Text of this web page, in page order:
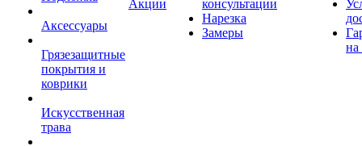
Аксессуары
Грязезащитные
покрытия и
коврики
Искусственная
трава
Акции
консультации
Нарезка
Замеры
на